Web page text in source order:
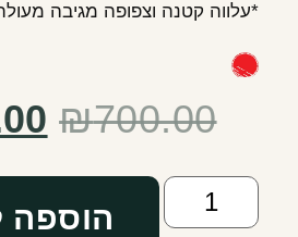
*עלווה קטנה וצפופה מגיבה
₪700.00
הוספה